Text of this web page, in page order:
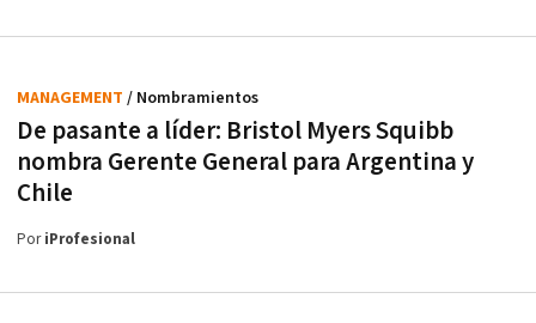
De pasante a líder: Bristol Myers Squibb
nombra Gerente General para Argentina y
Chile
MANAGEMENT / Nombramientos
PoriProfesional